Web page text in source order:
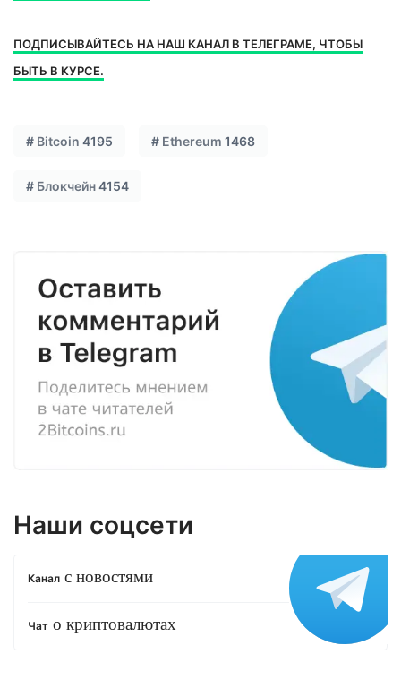
ПОДПИСЫВАЙТЕСЬ НА НАШ КАНАЛ В ТЕЛЕГРАМЕ, ЧТОБЫ
БЫТЬ В КУРСЕ.
# Bitcoin 4195 # Ethereum 1468
# Блокчейн4154
Наши соцсети
Канал с новостями
Чат о криптовалютах